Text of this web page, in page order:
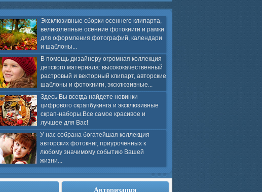
Эксклюзивные сборки осеннего клипарта,
великолепные осенние фотокниги и рамки
для оформления фотографий, календари
и шаблоны...
В помощь дизайнеру огромная коллекция
детского материала: высококачественный
растровый и векторный клипарт, авторские
шаблоны и фотокниги, эксклюзивные...
Здесь Вы всегда найдете новинки
цифрового скрапбукинга и эксклюзивные
скрап-наборы.Все самое красивое и
лучшее для Вас!
У нас собрана богатейшая коллекция
авторских фотокниг, приуроченных к
любому значимому событию Вашей
жизни...
Авторизация